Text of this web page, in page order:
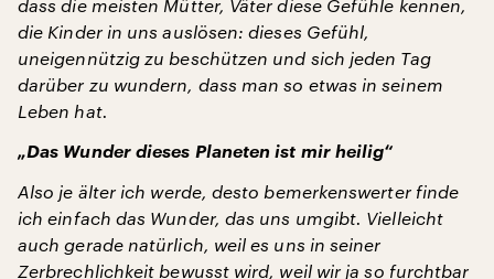
dass die meisten Mütter, Väter diese Gefühle kennen,
die Kinder in uns auslösen: dieses Gefühl,
uneigennützig zu beschützen und sich jeden Tag
darüber zu wundern, dass man so etwas in seinem
Leben hat.
„Das Wunder dieses Planeten ist mir heilig“
Also je älter ich werde, desto bemerkenswerter finde
ich einfach das Wunder, das uns umgibt. Vielleicht
auch gerade natürlich, weil es uns in seiner
Zerbrechlichkeit bewusst wird, weil wir ja so furchtbar